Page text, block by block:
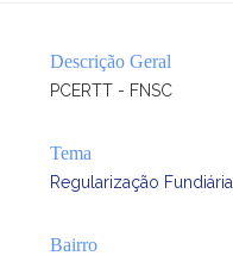
Descrição Geral
PCERTT - FNSC
Tema
Regularização Fundiária
Bairro